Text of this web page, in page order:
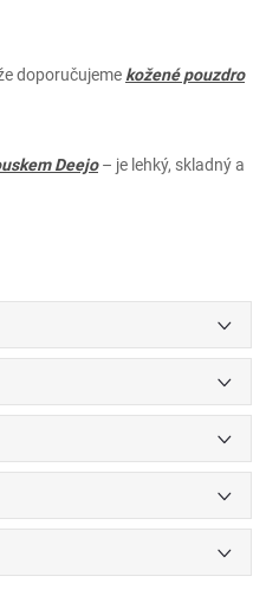
doporučujeme kožené pouzdro
Deejo – je lehký, skladný a